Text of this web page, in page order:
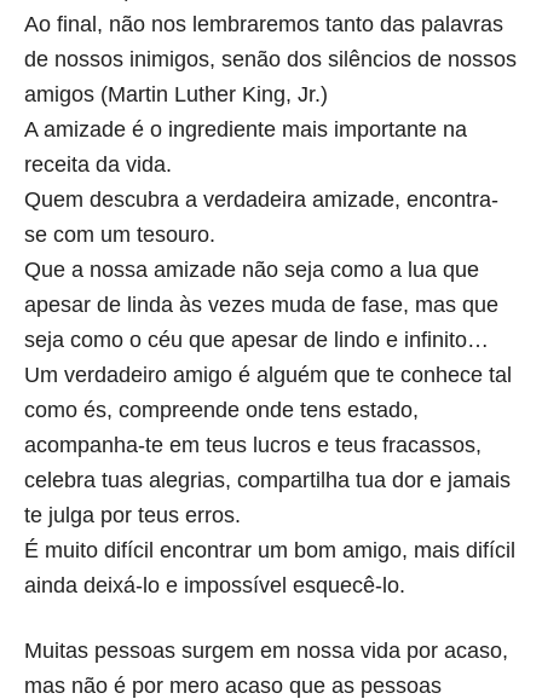
Ao final, não nos lembraremos tanto das palavras
de nossos inimigos, senão dos silêncios de nossos
amigos (Martin Luther King, Jr.)
A amizade é o ingrediente mais importante na
receita da vida.
Quem descubra a verdadeira amizade, encontra-
se com um tesouro.
Que a nossa amizade não seja como a lua que
apesar de linda às vezes muda de fase, mas que
seja como o céu que apesar de lindo e infinito…
Um verdadeiro amigo é alguém que te conhece tal
como és, compreende onde tens estado,
acompanha-te em teus lucros e teus fracassos,
celebra tuas alegrias, compartilha tua dor e jamais
te julga por teus erros.
É muito difícil encontrar um bom amigo, mais difícil
ainda deixá-lo e impossível esquecê-lo.
Muitas pessoas surgem em nossa vida por acaso,
mas não é por mero acaso que as pessoas